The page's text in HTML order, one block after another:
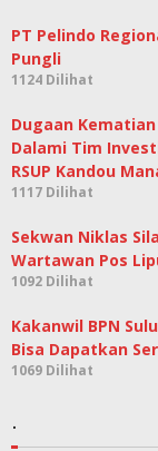
PT Pelindo
Pungli
1124 Dilihat
Dugaan Kematian
Dalami Tim
RSUP Kandou
1117 Dilihat
Sekwan Niklas
Wartawan Pos
1092 Dilihat
Kakanwil BPN
Bisa Dapatkan
1069 Dilihat
.